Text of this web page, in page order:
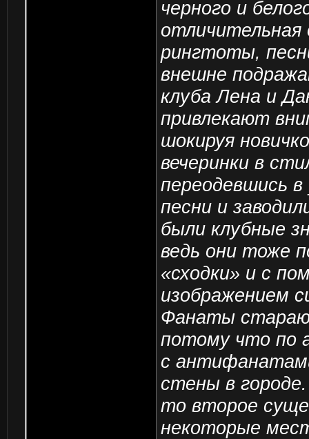
черного и
отличительная
рингтоты,
внешне
клуба Лена и
привлекают
шокируя
вечеринки в
переодевшись
песни и
были клубные
ведь они тоже
«сходки» и с
изображением
Фанаты
потому что по
с
стены в
то второе
некоторые